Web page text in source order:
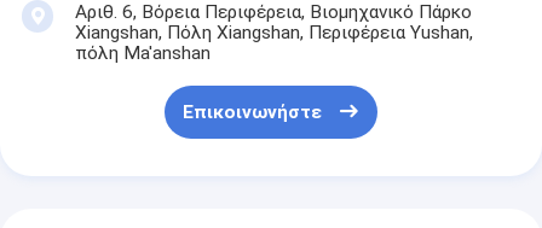
Αριθ. 6, Βόρεια Περιφέρεια, Βιομηχανικό Πάρκο
Xiangshan, Πόλη Xiangshan, Περιφέρεια Yushan,
πόλη Ma'anshan
Επικοινωνήστε